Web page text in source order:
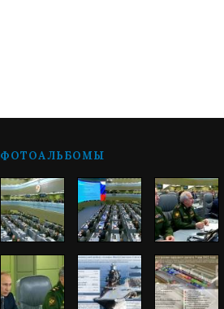
ФОТОАЛЬБОМЫ